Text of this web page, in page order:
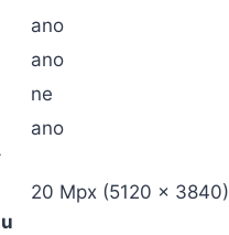
ano
ano
ne
ano
20 Mpx (5120 x 3840)